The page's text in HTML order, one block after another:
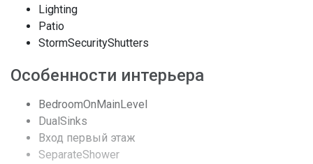
Вид
Архитектурный стиль
Полы Laminate, Кафельная плитка
Кондиционеры
Безопасность
Lighting
Patio
StormSecurityShutters
Особенности интерьера
BedroomOnMainLevel
DualSinks
Вход первый этаж
SeparateShower